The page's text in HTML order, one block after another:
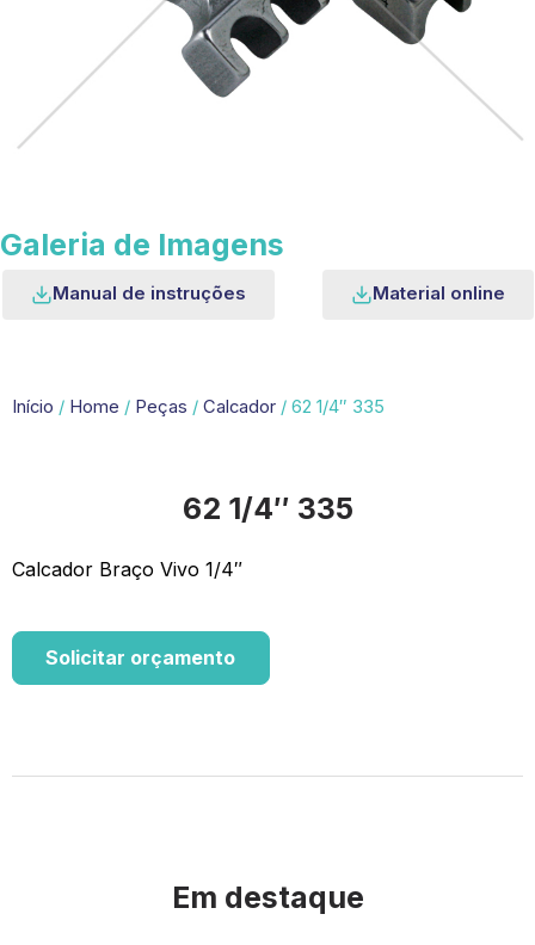
Galeria de Imagens
Manual de instruções Material online
Início / Home / Peças / Calcador / 62 1/4″ 335
62 1/4″ 335
Calcador Braço Vivo 1/4″
Solicitar orçamento
Em destaque